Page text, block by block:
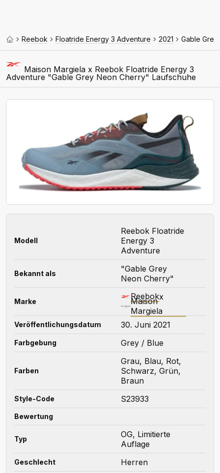
Reebok Floatride Energy 3 Adventure 2021 Gable
Maison Margiela x Reebok Floatride Energy 3
Adventure "Gable Grey Neon Cherry" Laufschuhe
Modell
Reebok Floatride
Energy 3
Adventure
Bekannt als
"Gable Grey
Neon Cherry"
Marke
Reebokx
Maison
Margiela
Veröffentlichungsdatum 30. Juni 2021
Farbgebung Grey / Blue
Farben
Grau, Blau, Rot,
Schwarz, Grün,
Braun
Style-Code S23933
Bewertung
Typ
OG, Limitierte
Auflage
Geschlecht Herren